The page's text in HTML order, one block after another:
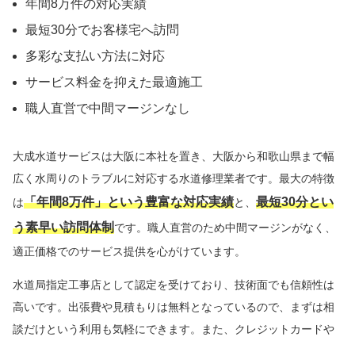
年間8万件の対応実績
最短30分でお客様宅へ訪問
多彩な支払い方法に対応
サービス料金を抑えた最適施工
職人直営で中間マージンなし
大成水道サービスは大阪に本社を置き、大阪から和歌山県まで幅
広く水周りのトラブルに対応する水道修理業者です。最大の特徴
は「年間8万件」という豊富な対応実績と、 最短30分とい
う素早い訪問体制です。職人直営のため中間マージンがなく、
適正価格でのサービス提供を心がけています。
水道局指定工事店として認定を受けており、技術面でも信頼性は
高いです。出張費や見積もりは無料となっているので、まずは相
談だけという利用も気軽にできます。また、クレジットカードや